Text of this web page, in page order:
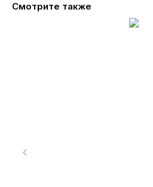
Смотрите также